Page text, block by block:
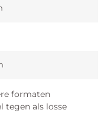
formaten
tegen als losse